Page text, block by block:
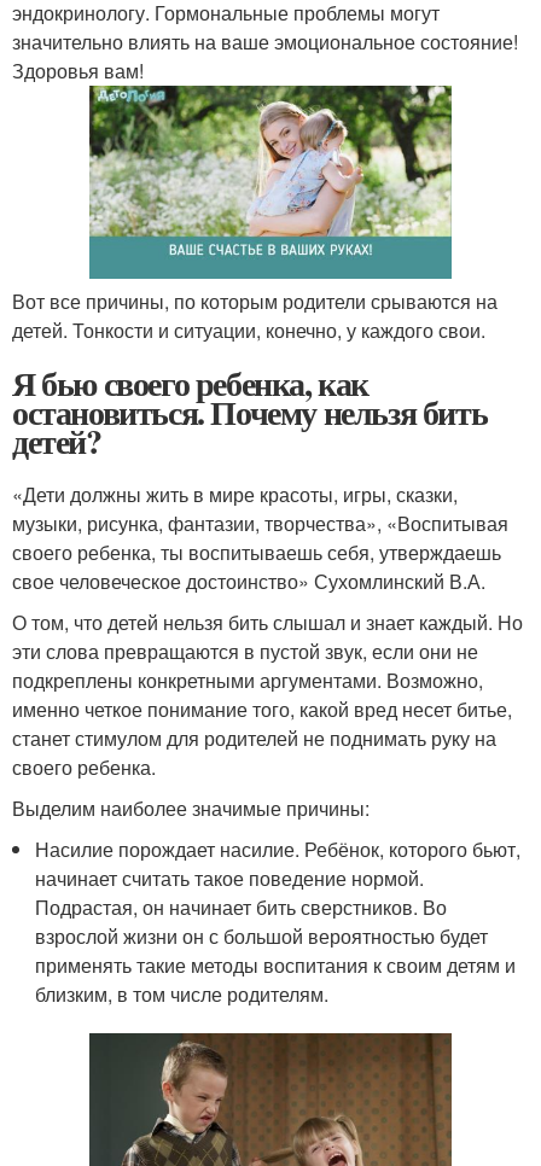
эндокринологу. Гормональные проблемы могут
значительно влиять на ваше эмоциональное состояние!
Здоровья вам!
Вот все причины, по которым родители срываются на
детей. Тонкости и ситуации, конечно, у каждого свои.
Я бью своего ребенка, как
остановиться. Почему нельзя бить
детей?
«Дети должны жить в мире красоты, игры, сказки,
музыки, рисунка, фантазии, творчества», «Воспитывая
своего ребенка, ты воспитываешь себя, утверждаешь
свое человеческое достоинство» Сухомлинский В.А.
О том, что детей нельзя бить слышал и знает каждый. Но
эти слова превращаются в пустой звук, если они не
подкреплены конкретными аргументами. Возможно,
именно четкое понимание того, какой вред несет битье,
станет стимулом для родителей не поднимать руку на
своего ребенка.
Выделим наиболее значимые причины:
Насилие порождает насилие. Ребёнок, которого бьют,
начинает считать такое поведение нормой.
Подрастая, он начинает бить сверстников. Во
взрослой жизни он с большой вероятностью будет
применять такие методы воспитания к своим детям и
близким, в том числе родителям.